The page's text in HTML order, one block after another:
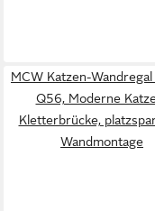
MCW Katzen-
Q56, Moderne
Kletterbrücke,
Wandmontage